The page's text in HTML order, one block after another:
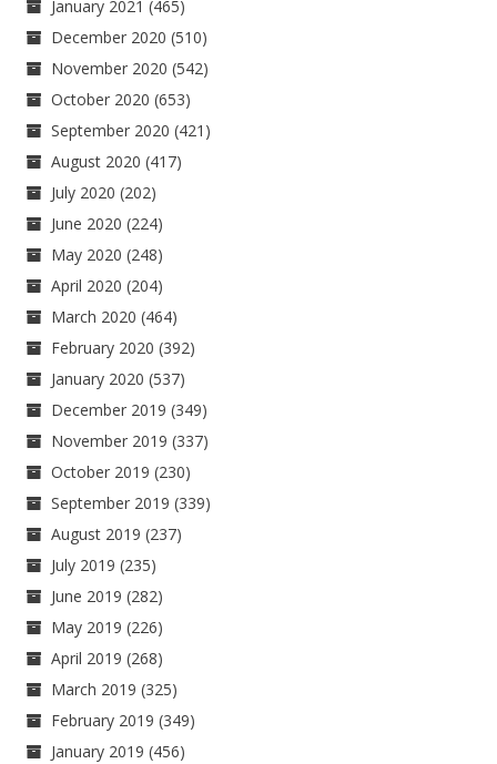
January 2021 (465)
December 2020 (510)
November 2020 (542)
October 2020 (653)
September 2020 (421)
August 2020 (417)
July 2020 (202)
June 2020 (224)
May 2020 (248)
April 2020 (204)
March 2020 (464)
February 2020 (392)
January 2020 (537)
December 2019 (349)
November 2019 (337)
October 2019 (230)
September 2019 (339)
August 2019 (237)
July 2019 (235)
June 2019 (282)
May 2019 (226)
April 2019 (268)
March 2019 (325)
February 2019 (349)
January 2019 (456)